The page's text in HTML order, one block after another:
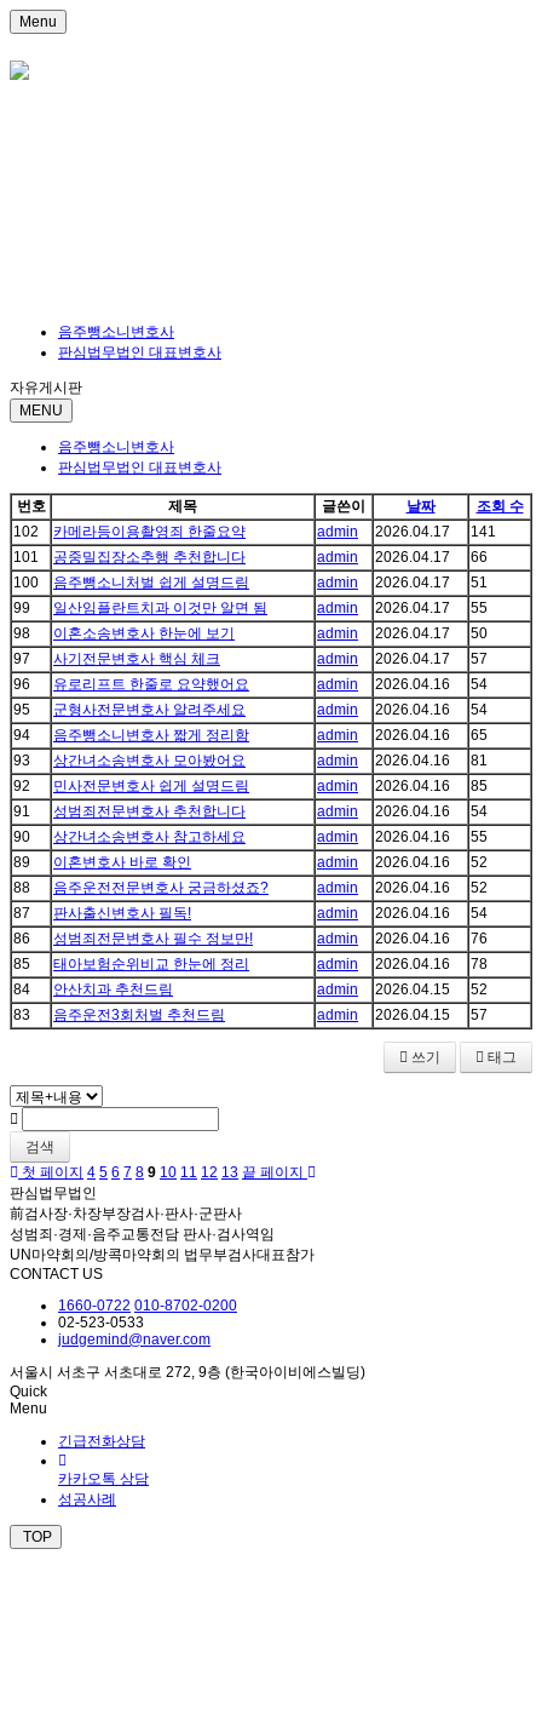
Menu
음주뺑소니변호사
판심법무법인 대표변호사
자유게시판
MENU
음주뺑소니변호사
판심법무법인 대표변호사
번호 제목 글쓴이 날짜
조회 수
102
카메라등이용촬영죄 한줄요약 admin 2026.04.17
141
101
공중밀집장소추행 추천합니다 admin 2026.04.17
66
100
음주뺑소니처벌 쉽게 설명드림 admin 2026.04.17
51
99
일산임플란트치과 이것만 알면 됨 admin 2026.04.17
55
98
이혼소송변호사 한눈에 보기 admin 2026.04.17
50
97
사기전문변호사 핵심 체크 admin 2026.04.17
57
96
유로리프트 한줄로 요약했어요 admin 2026.04.16
54
95
군형사전문변호사 알려주세요 admin 2026.04.16
54
94
음주뺑소니변호사 짧게 정리함 admin 2026.04.16
65
93
상간녀소송변호사 모아봤어요 admin 2026.04.16
81
92
민사전문변호사 쉽게 설명드림 admin 2026.04.16
85
91
성범죄전문변호사 추천합니다 admin 2026.04.16
54
90
상간녀소송변호사 참고하세요 admin 2026.04.16
55
89
이혼변호사 바로 확인 admin 2026.04.16
52
88
음주운전전문변호사 궁금하셨죠? admin 2026.04.16
52
87
판사출신변호사 필독! admin 2026.04.16
54
86
성범죄전문변호사 필수 정보만! admin 2026.04.16
76
85
태아보험순위비교 한눈에 정리 admin 2026.04.16
78
84
안산치과 추천드림 admin 2026.04.15
52
83
음주운전3회처벌 추천드림 admin 2026.04.15 57
쓰기 태그
검색
첫 페이지 4 5 6 7 8 9 10 11 12 13 끝 페이지
판심법무법인
前검사장·차장부장검사·판사·군판사
성범죄·경제·음주교통전담 판사·검사역임
UN마약회의/방콕마약회의 법무부검사대표참가
CONTACT US
1660-0722 010-8702-0200
02-523-0533
judgemind@naver.com
서울시 서초구 서초대로 272, 9층 (한국아이비에스빌딩)
Quick
Menu
긴급전화상담
카카오톡 상담
성공사례
TOP